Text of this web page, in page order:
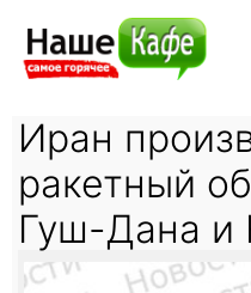
Иран
ракетный
Гуш-Дана и